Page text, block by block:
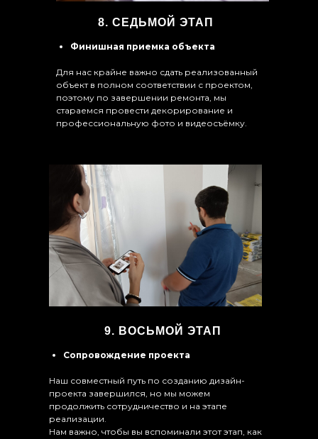
8. СЕДЬМОЙ ЭТАП
Сопровождение проекта
Наш совместный путь по созданию дизайн-
проекта завершился, но мы можем
продолжить сотрудничество и на этапе
реализации.
Нам важно, чтобы вы вспоминали этот этап, как
9. ВОСЬМОЙ ЭТАП
Финишная приемка объекта
Для нас крайне важно сдать реализованный
объект в полном соответствии с проектом,
поэтому по завершении ремонта, мы
стараемся провести декорирование и
профессиональную фото и видеосъёмку.